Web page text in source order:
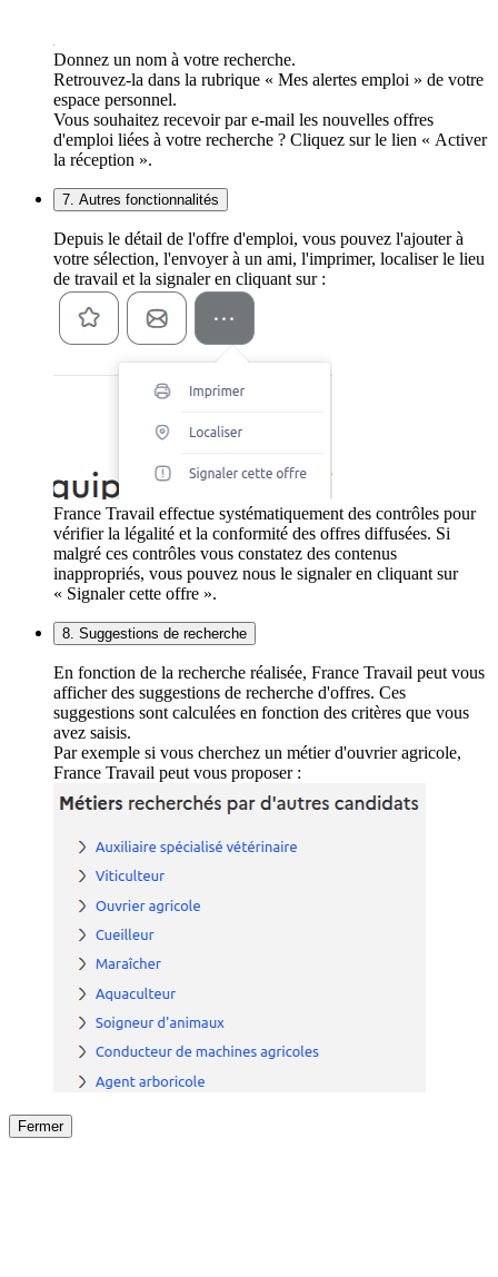
Donnez un nom à votre recherche.
Retrouvez-la dans la rubrique « Mes alertes emploi » de votre
espace personnel.
Vous souhaitez recevoir par e-mail les nouvelles offres
d'emploi liées à votre recherche ? Cliquez sur le lien « Activer
la réception ».
7. Autres fonctionnalités
Depuis le détail de l'offre d'emploi, vous pouvez l'ajouter à
votre sélection, l'envoyer à un ami, l'imprimer, localiser le lieu
de travail et la signaler en cliquant sur :
France Travail effectue systématiquement des contrôles pour
vérifier la légalité et la conformité des offres diffusées. Si
malgré ces contrôles vous constatez des contenus
inappropriés, vous pouvez nous le signaler en cliquant sur
« Signaler cette offre ».
8. Suggestions de recherche
En fonction de la recherche réalisée, France Travail peut vous
afficher des suggestions de recherche d'offres. Ces
suggestions sont calculées en fonction des critères que vous
avez saisis.
Par exemple si vous cherchez un métier d'ouvrier agricole,
France Travail peut vous proposer :
Fermer